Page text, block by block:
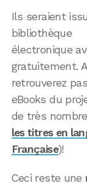
Ils seraient
bibliothèque
électronique
gratuitement.
retrouverez
eBooks du
de très
les titres en
Française)!
Ceci reste une